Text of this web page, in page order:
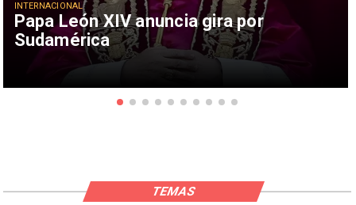
Papa León XIV anuncia gira por
Sudamérica
INTERNACIONAL
TEMAS